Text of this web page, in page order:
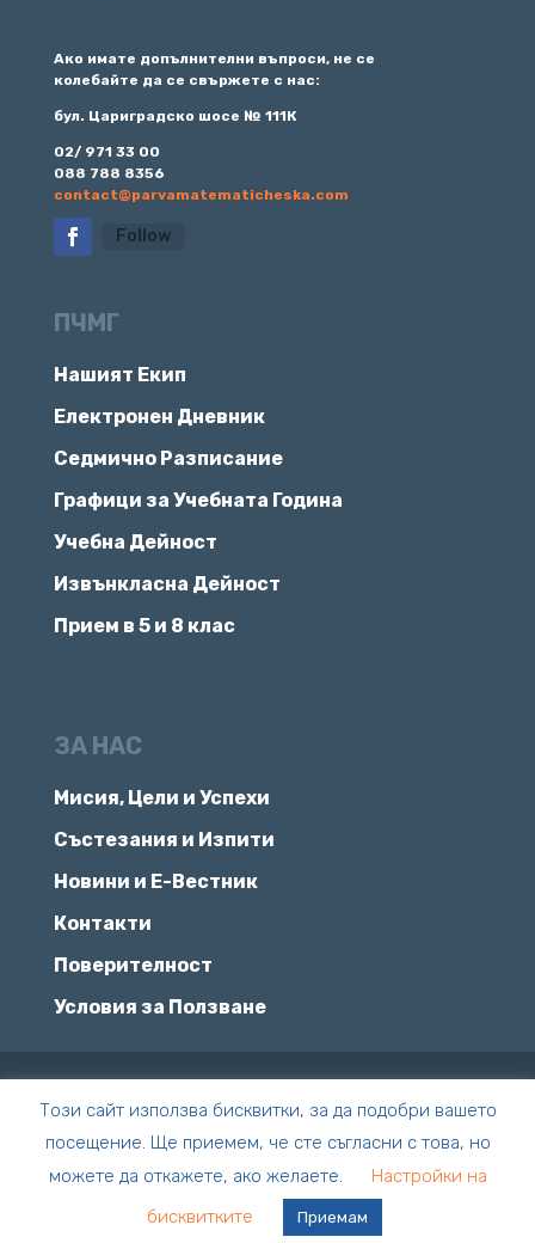
Ако имате допълнителни въпроси, не се
колебайте да се свържете с нас:
бул. Цариградско шосе № 111К
02/ 971 33 00
088 788 8356
contact@parvamatematicheska.com
Follow
ПЧМГ
Нашият Екип
Електронен Дневник
Седмично Разписание
Графици за Учебната Година
Учебна Дейност
Извънкласна Дейност
Прием в 5 и 8 клас
ЗА НАС
Мисия, Цели и Успехи
Състезания и Изпити
Новини и Е-Вестник
Контакти
Поверителност
Условия за Ползване
© Всички права запазени | ПЧМГ
Сайтът е създаден с❤️от
Bonkers
Creative.
Този сайт използва бисквитки, за да подобри вашето
посещение. Ще приемем, че сте съгласни с това, но
можете да откажете, ако желаете.
Настройки на
бисквитките
Приемам